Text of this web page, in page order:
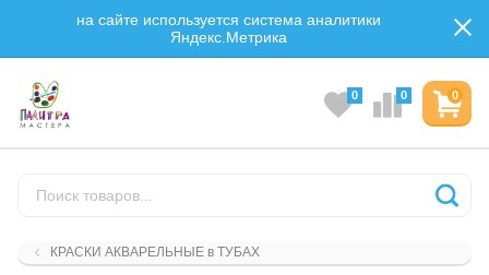
на сайте используется система аналитики
Яндекс.Метрика
0
0 0
КРАСКИ АКВАРЕЛЬНЫЕ в ТУБАХ